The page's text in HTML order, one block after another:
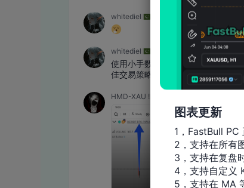
图表更新
1，FastBull PC
2，支持在所有
3，支持在复盘
4，支持自定义
5，支持在 MA